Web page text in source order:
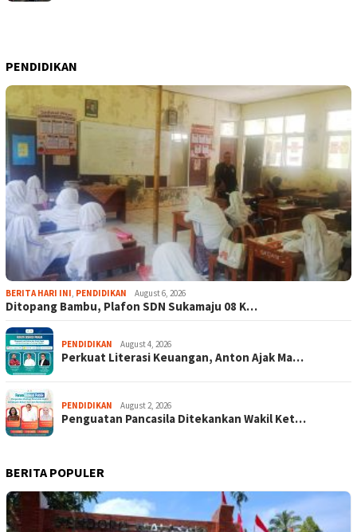
PENDIDIKAN
BERITA HARI INI PENDIDIKAN August 6, 2026
Ditopang Bambu, Plafon SDN Sukamaju 08 K…
PENDIDIKAN August 4, 2026
Perkuat Literasi Keuangan, Anton Ajak Ma…
PENDIDIKAN August 2, 2026
Penguatan Pancasila Ditekankan Wakil Ket…
BERITA POPULER